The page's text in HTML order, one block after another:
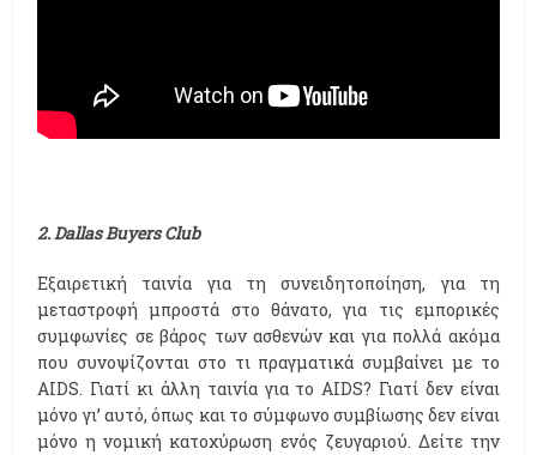
2. Dallas Buyers Club
Εξαιρετική ταινία για τη συνειδητοποίηση, για τη
μεταστροφή μπροστά στο θάνατο, για τις εμπορικές
συμφωνίες σε βάρος των ασθενών και για πολλά ακόμα
που συνοψίζονται στο τι πραγματικά συμβαίνει με το
AIDS. Γιατί κι άλλη ταινία για το AIDS? Γιατί δεν είναι
μόνο γι’ αυτό, όπως και το σύμφωνο συμβίωσης δεν είναι
μόνο η νομική κατοχύρωση ενός ζευγαριού. Δείτε την